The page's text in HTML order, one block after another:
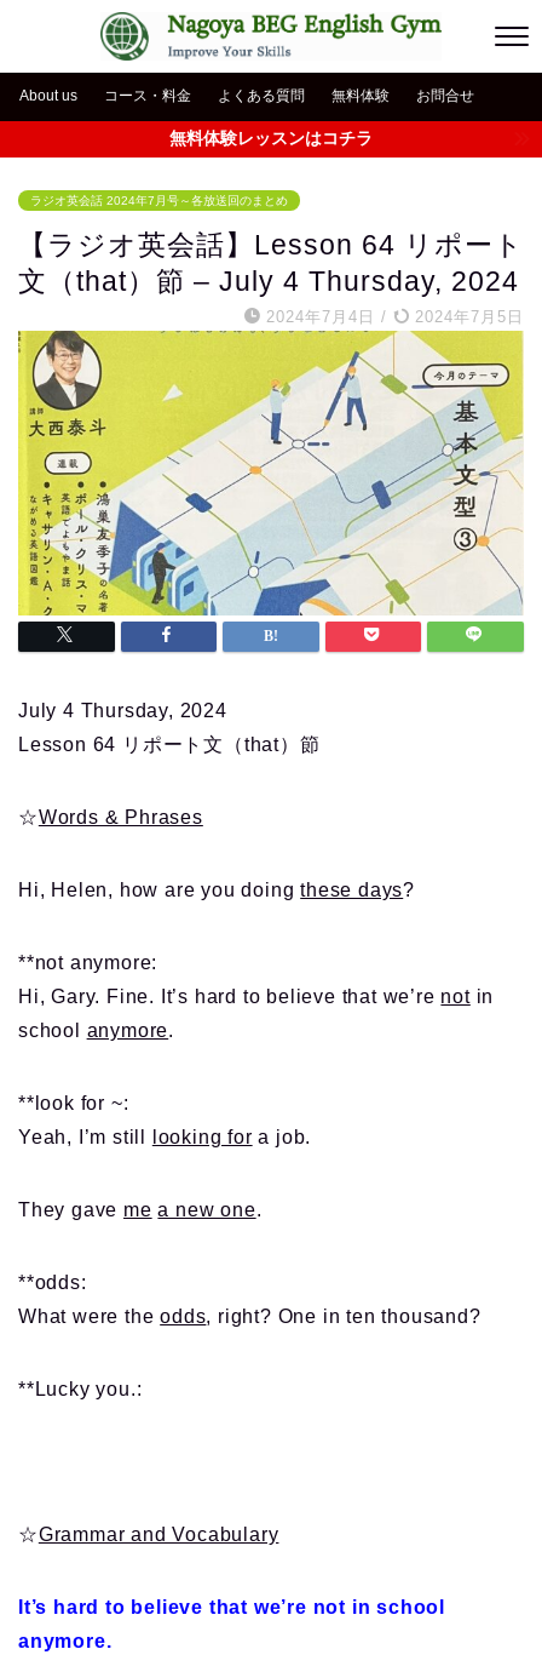
About us コース・料金 よくある質問 無料体験 お問合せ
無料体験レッスンはコチラ
ラジオ英会話 2024年7月号～各放送回のまとめ
【ラジオ英会話】Lesson 64 リポート
文（that）節 – July 4 Thursday, 2024
2024年7月4日 / 2024年7月5日
July 4 Thursday, 2024
Lesson 64 リポート文（that）節
☆Words & Phrases
Hi, Helen, how are you doingthese days?
**not anymore:
Hi, Gary. Fine. It’s hard to believe that we’re notin
school anymore.
**look for ~:
Yeah, I’m still
looking for a job.
They gave me a new one.
**odds:
What were theodds, right? One in ten thousand?
**Lucky you.:
☆Grammar and Vocabulary
It’s hard to believe that we’re not in school
anymore.